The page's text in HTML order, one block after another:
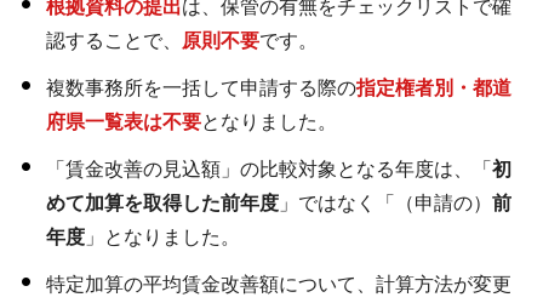
根拠資料の提出は、保管の有無をチェックリストで確
認することで、
原則不要です。
複数事務所を一括して申請する際の指定権者別・都道
府県一覧表は不要となりました。
「賃金改善の見込額」の比較対象となる年度は、「 初
めて加算を取得した前年度 」ではなく「（申請の） 前
年度 」となりました。
特定加算の平均賃金改善額について、計算方法が変更